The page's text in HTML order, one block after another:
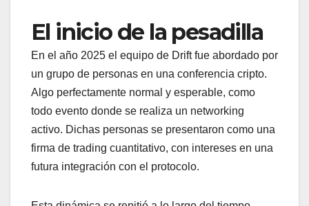
El inicio de la pesadilla
En el año 2025 el equipo de Drift fue abordado por
un grupo de personas en una conferencia cripto.
Algo perfectamente normal y esperable, como
todo evento donde se realiza un networking
activo. Dichas personas se presentaron como una
firma de trading cuantitativo, con intereses en una
futura integración con el protocolo.